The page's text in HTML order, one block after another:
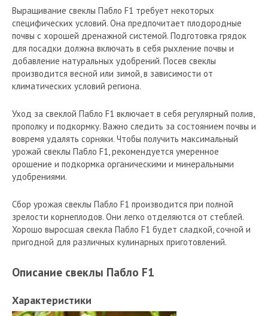
Выращивание свеклы Пабло F1 требует некоторых
специфических условий. Она предпочитает плодородные
почвы с хорошей дренажной системой. Подготовка грядок
для посадки должна включать в себя рыхление почвы и
добавление натуральных удобрений. Посев свеклы
производится весной или зимой, в зависимости от
климатических условий региона.
Уход за свеклой Пабло F1 включает в себя регулярный полив,
прополку и подкормку. Важно следить за состоянием почвы и
вовремя удалять сорняки. Чтобы получить максимальный
урожай свеклы Пабло F1, рекомендуется умеренное
орошение и подкормка органическими и минеральными
удобрениями.
Сбор урожая свеклы Пабло F1 производится при полной
зрелости корнеплодов. Они легко отделяются от стеблей.
Хорошо выросшая свекла Пабло F1 будет сладкой, сочной и
пригодной для различных кулинарных приготовлений.
Описание свеклы Пабло F1
Характеристики